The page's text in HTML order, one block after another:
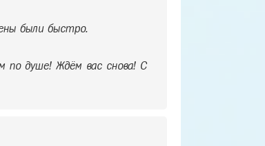
были быстро.
по душе! Ждём вас снова! С